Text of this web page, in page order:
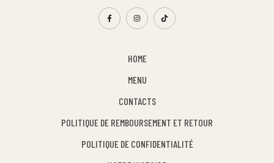
HOME
MENU
CONTACTS
POLITIQUE DE REMBOURSEMENT ET RETOUR
POLITIQUE DE CONFIDENTIALITÉ